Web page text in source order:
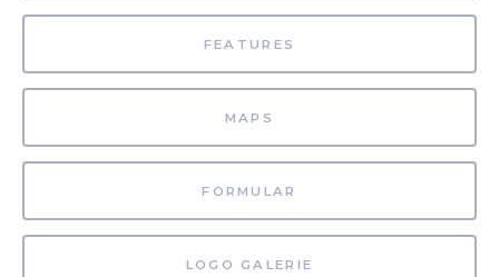
FEATURES
MAPS
FORMULAR
LOGO GALERIE